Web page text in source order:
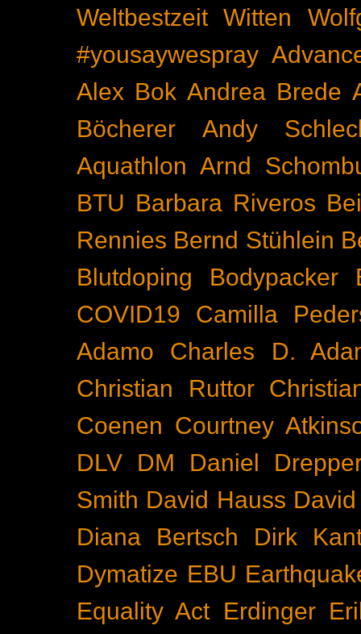
Weltbestzeit Witten
#yousaywespray
Alex Bok Andrea Brede
Böcherer
Andy
Aquathlon Arnd
BTU Barbara Riveros
Rennies Bernd Stühlein
Blutdoping
Bodypacker
COVID19
Camilla
Adamo
Charles D.
Christian Ruttor
Coenen Courtney
DLV
DM
Daniel
Smith David Hauss
Diana Bertsch
Dirk
Dymatize EBU
Equality Act Erdinger